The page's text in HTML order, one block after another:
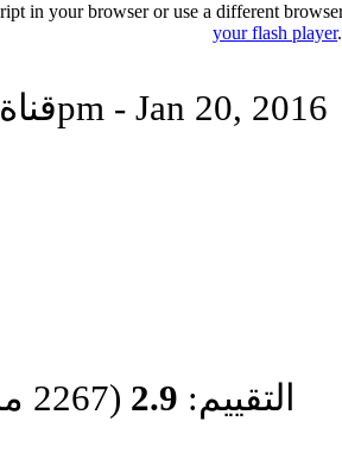
in your browser or use a different
your flash player.
قناة الطريق » 5pm - Jan 20, 2016
التقييم: 2.9 (2267 مرات التقييم)